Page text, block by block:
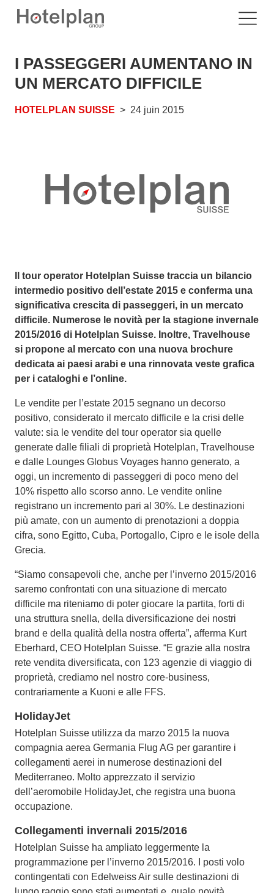
I PASSEGGERI AUMENTANO IN
UN MERCATO DIFFICILE
HOTELPLAN SUISSE 24 juin 2015
Il tour operator Hotelplan Suisse traccia un bilancio
intermedio positivo dell’estate 2015 e conferma una
significativa crescita di passeggeri, in un mercato
difficile. Numerose le novità per la stagione invernale
2015/2016 di Hotelplan Suisse. Inoltre, Travelhouse
si propone al mercato con una nuova brochure
dedicata ai paesi arabi e una rinnovata veste grafica
per i cataloghi e l’online.
Le vendite per l’estate 2015 segnano un decorso
positivo, considerato il mercato difficile e la crisi delle
valute: sia le vendite del tour operator sia quelle
generate dalle filiali di proprietà Hotelplan, Travelhouse
e dalle Lounges Globus Voyages hanno generato, a
oggi, un incremento di passeggeri di poco meno del
10% rispetto allo scorso anno. Le vendite online
registrano un incremento pari al 30%. Le destinazioni
più amate, con un aumento di prenotazioni a doppia
cifra, sono Egitto, Cuba, Portogallo, Cipro e le isole della
Grecia.
“Siamo consapevoli che, anche per l’inverno 2015/2016
saremo confrontati con una situazione di mercato
difficile ma riteniamo di poter giocare la partita, forti di
una struttura snella, della diversificazione dei nostri
brand e della qualità della nostra offerta”, afferma Kurt
Eberhard, CEO Hotelplan Suisse. “E grazie alla nostra
rete vendita diversificata, con 123 agenzie di viaggio di
proprietà, crediamo nel nostro core-business,
contrariamente a Kuoni e alle FFS.
HolidayJet
Hotelplan Suisse utilizza da marzo 2015 la nuova
compagnia aerea Germania Flug AG per garantire i
collegamenti aerei in numerose destinazioni del
Mediterraneo. Molto apprezzato il servizio
dell’aeromobile HolidayJet, che registra una buona
occupazione.
Collegamenti invernali 2015/2016
Hotelplan Suisse ha ampliato leggermente la
programmazione per l’inverno 2015/2016. I posti volo
contingentati con Edelweiss Air sulle destinazioni di